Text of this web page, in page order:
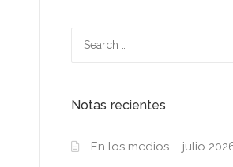
Notas recientes
En los medios – julio